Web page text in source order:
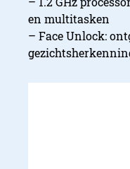
en multitasken
– Face Unlock: